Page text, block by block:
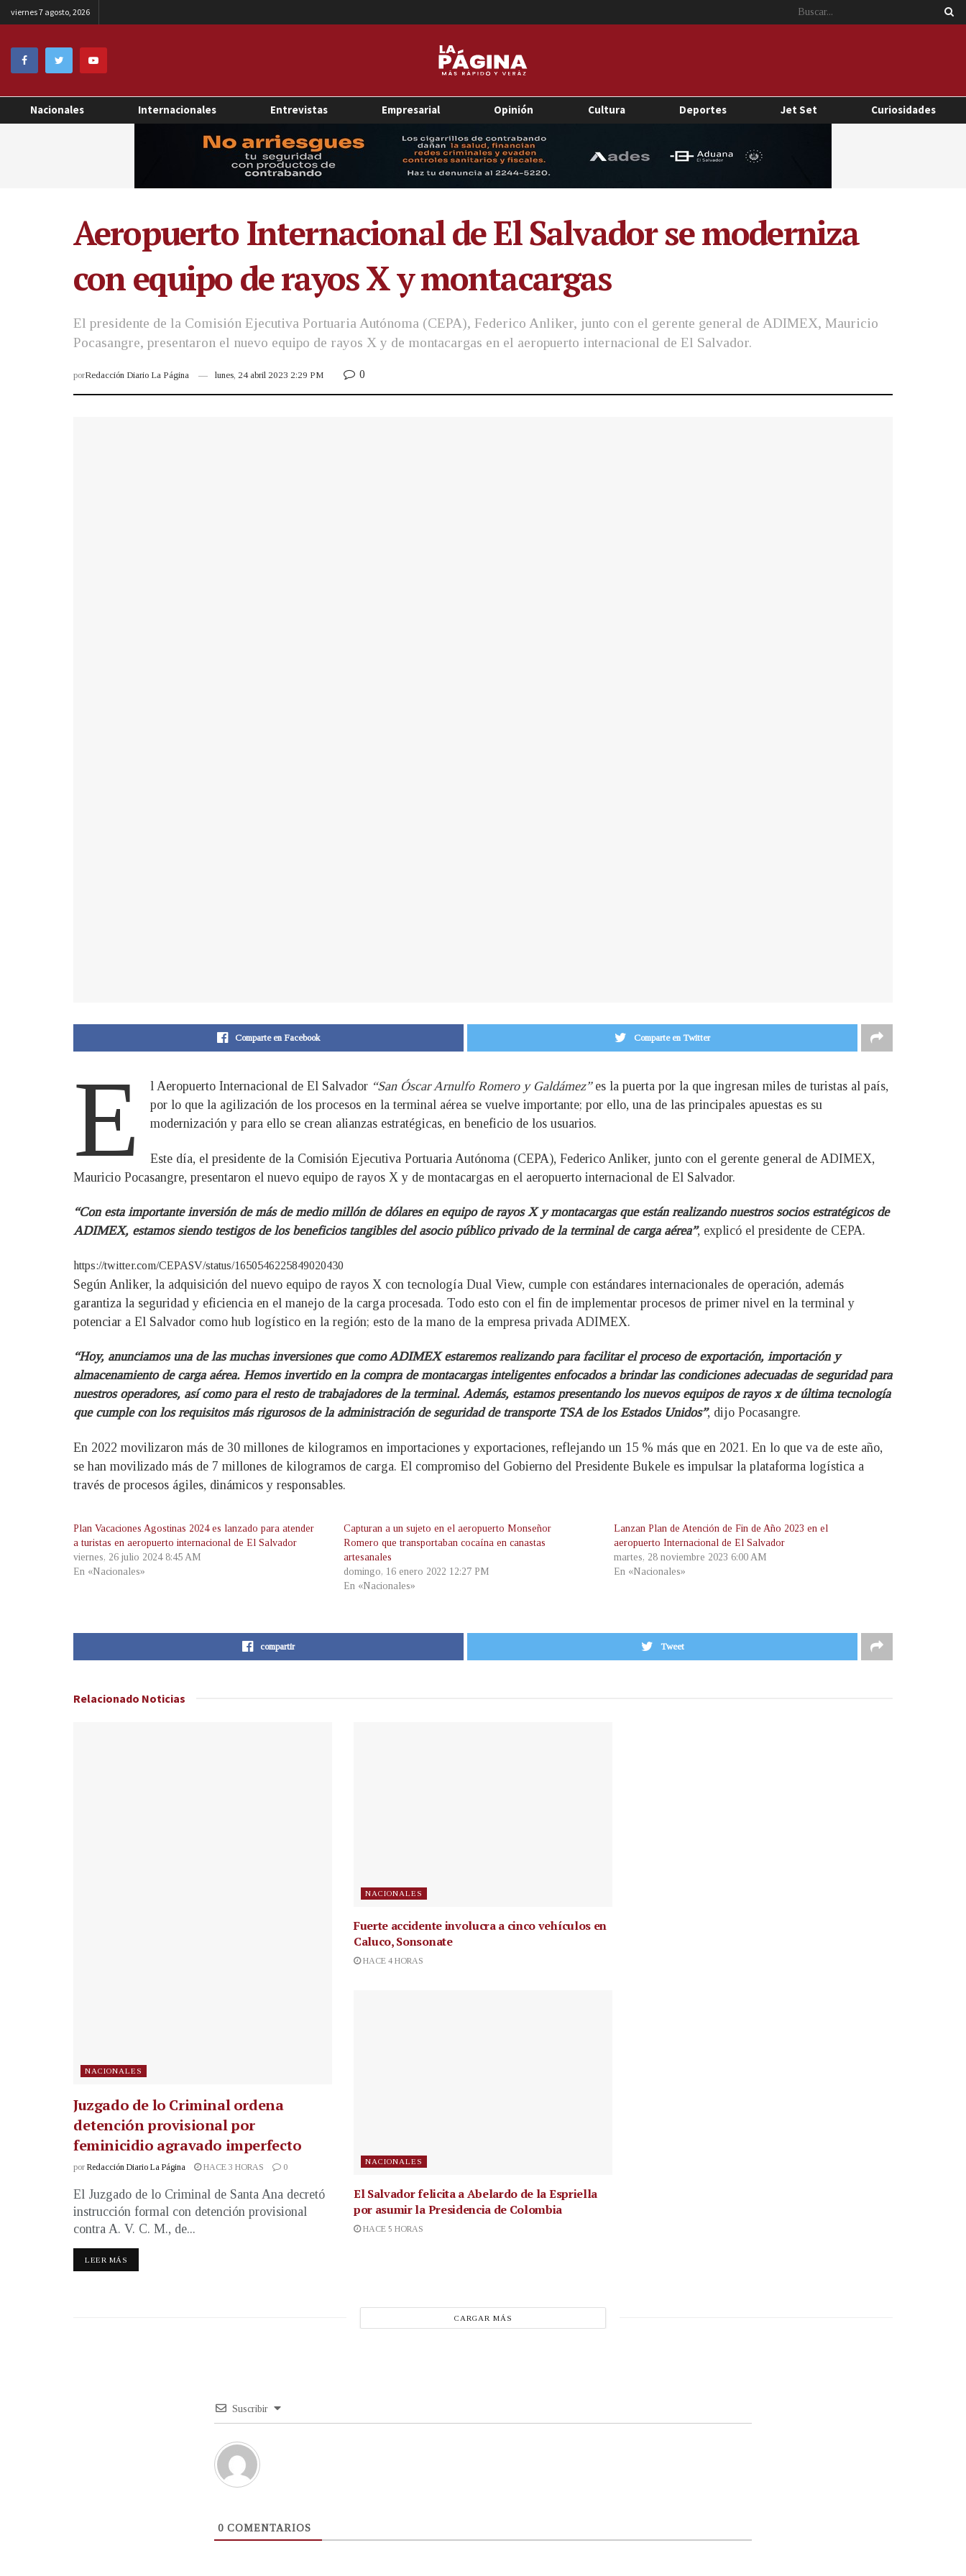
viernes 7 agosto, 2026
Nacionales Internacionales Entrevistas Empresarial Opinión Cultura Deportes Jet Set Curiosidades
Aeropuerto Internacional de El Salvador se moderniza
con equipo de rayos X y montacargas
El presidente de la Comisión Ejecutiva Portuaria Autónoma (CEPA), Federico Anliker, junto con el gerente general de ADIMEX, Mauricio
Pocasangre, presentaron el nuevo equipo de rayos X y de montacargas en el aeropuerto internacional de El Salvador.
porRedacción Diario La Página lunes, 24 abril 2023 2:29 PM 0
Comparte en Facebook Comparte en Twitter
E l Aeropuerto Internacional de El Salvador “San Óscar Arnulfo Romero y Galdámez”es la puerta por la que ingresan miles de turistas al país,
por lo que la agilización de los procesos en la terminal aérea se vuelve importante; por ello, una de las principales apuestas es su
modernización y para ello se crean alianzas estratégicas, en beneficio de los usuarios.
Este día, el presidente de la Comisión Ejecutiva Portuaria Autónoma (CEPA), Federico Anliker, junto con el gerente general de ADIMEX,
Mauricio Pocasangre, presentaron el nuevo equipo de rayos X y de montacargas en el aeropuerto internacional de El Salvador.
“Con esta importante inversión de más de medio millón de dólares en equipo de rayos X y montacargas que están realizando nuestros socios estratégicos de
ADIMEX, estamos siendo testigos de los beneficios tangibles del asocio público privado de la terminal de carga aérea”, explicó el presidente de CEPA.
https://twitter.com/CEPASV/status/1650546225849020430
Según Anliker, la adquisición del nuevo equipo de rayos X con tecnología Dual View, cumple con estándares internacionales de operación, además
garantiza la seguridad y eficiencia en el manejo de la carga procesada. Todo esto con el fin de implementar procesos de primer nivel en la terminal y
potenciar a El Salvador como hub logístico en la región; esto de la mano de la empresa privada ADIMEX.
“Hoy, anunciamos una de las muchas inversiones que como ADIMEX estaremos realizando para facilitar el proceso de exportación, importación y
almacenamiento de carga aérea. Hemos invertido en la compra de montacargas inteligentes enfocados a brindar las condiciones adecuadas de seguridad para
nuestros operadores, así como para el resto de trabajadores de la terminal. Además, estamos presentando los nuevos equipos de rayos x de última tecnología
que cumple con los requisitos más rigurosos de la administración de seguridad de transporte TSA de los Estados Unidos”, dijo Pocasangre.
En 2022 movilizaron más de 30 millones de kilogramos en importaciones y exportaciones, reflejando un 15 % más que en 2021. En lo que va de este año,
se han movilizado más de 7 millones de kilogramos de carga. El compromiso del Gobierno del Presidente Bukele es impulsar la plataforma logística a
través de procesos ágiles, dinámicos y responsables.
Plan Vacaciones Agostinas 2024 es lanzado para atender
a turistas en aeropuerto internacional de El Salvador
viernes, 26 julio 2024 8:45 AM
En «Nacionales»
Capturan a un sujeto en el aeropuerto Monseñor
Romero que transportaban cocaína en canastas
artesanales
domingo, 16 enero 2022 12:27 PM
En «Nacionales»
Lanzan Plan de Atención de Fin de Año 2023 en el
aeropuerto Internacional de El Salvador
martes, 28 noviembre 2023 6:00 AM
En «Nacionales»
compartir Tweet
Relacionado Noticias
NACIONALES
Juzgado de lo Criminal ordena
detención provisional por
feminicidio agravado imperfecto
por Redacción Diario La Página HACE 3 HORAS 0
El Juzgado de lo Criminal de Santa Ana decretó
instrucción formal con detención provisional
contra A. V. C. M., de...
LEER MÁS
NACIONALES
Fuerte accidente involucra a cinco vehículos en
Caluco, Sonsonate
HACE 4 HORAS
NACIONALES
El Salvador felicita a Abelardo de la Espriella
por asumir la Presidencia de Colombia
HACE 5 HORAS
CARGAR MÁS
Suscribir
0 COMENTARIOS